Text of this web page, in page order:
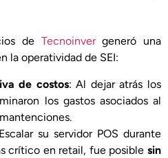
de Tecnoinvergeneró una
la operatividad de SEI:
de costos: Al dejar atrás los
los gastos asociados al
su servidor POS durante
crítico en retail, fue posible sin